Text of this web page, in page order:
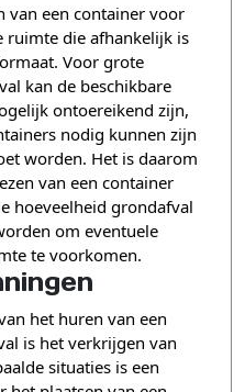
van een container voor
ruimte die afhankelijk is
Voor grote
kan de beschikbare
ontoereikend zijn,
nodig kunnen zijn
worden. Het is daarom
van een container
hoeveelheid grondafval
om eventuele
te voorkomen.
het huren van een
is het verkrijgen van
situaties is een